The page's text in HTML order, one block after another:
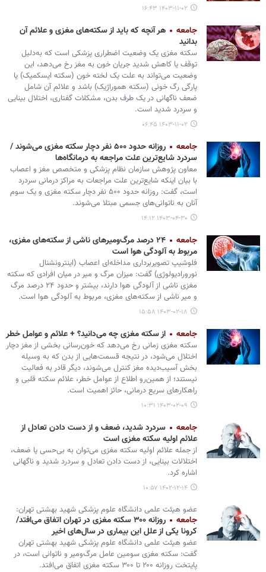
۱۴۰۳-۱۱-۰۲ ۱۶:۴۳
جامعه
هر آنچه که باید از سکته‌های مغزی و علائم آن
بدانید
سکته مغزی یک وضعیت اضطراری پزشکی است که به‌دلیل
توقف یا کاهش شدید جریان خون به مغز رخ می‌دهد، این
وضعیت می‌تواند به علت یک لخته خون (سکته ایسکمیک) یا
پارگی رگ خونی (سکته هموراژیک) باشد و علائم آن شامل
ضعف ناگهانی در یک طرف بدن، مشکلات گفتاری، اختلال بینایی
و سردرد شدید است.
۱۴۰۳-۱۱-۰۲ ۰۶:۴۵
جامعه
روزانه حدود ۵۰۰ نفر دچار سکته مغزی می‌شوند /
سردرد شایع‌ترین علت مراجعه به درمانگاه‌ها
معاون پژوهش سازمان نظام پزشکی و متخصص مغز و اعصاب
با بیان اینکه شایع‌ترین علت مراجعات به مراکز درمانی سردرد
است، گفت: روزانه حدود ۵۰۰ نفر دچار سکته مغزی و یک سوم
آنان به ناتوانی‌های جسمی مبتلا می‌شوند.
۱۴۰۳-۰۴-۳۰ ۱۴:۱۲
جامعه
۲۴ درصد مرگ‌ومیرهای ناشی از سکته‌های مغزی،
مربوط به آلودگی هوا است
فلوشیپ تصویربرداری مداخله‌ای اعصاب (اینترونشنال
نورورادیولوژی) گفت: میزان مرگ و میر در میان افرادی که سکته
مغزی ناشی از آلودگی هوا دارند، بیشتر و حدود ۲۴ درصد مرگ
و میر ناشی از سکته‌های مغزی، مربوط به آلودگی هوا است.
۱۴۰۳-۰۲-۱۸ ۱۵:۵۸
جامعه از سکته مغزی چه می‌دانید؟ + علائم و عوامل خطر
سکته‌ مغزی زمانی رخ می‌دهد که خون‌رسانی بخشی از مغز دچار
اختلال می‌شود، در نتیجه قسمت‌هایی از بدن که به وسیله‌
بخش آسیب‌دیده‌ مغز کنترل می‌شوند، دیگر قادر به فعالیت
نیستند؛ از همین‌رو اطلاع از عوامل خطر، علائم سکته قلبی و
راهکارهای سریع درمانی، حائز اهمیت است.
۱۴۰۳-۰۲-۰۹ ۱۰:۳۱
جامعه
سردرد شدید، ضعف و از دست دادن تعادل از
علائم اولیه سکته مغزی است
از جمله علائم اولیه سکته مغزی می‌توان به بی‌حسی یا ضعف،
اختلالات بینایی، از دست دادن تعادل و سردرد شدید و ناگهانی
اشاره کرد.
۱۴۰۲-۱۲-۱۴ ۱۰:۵۷
عضو هیئت علمی دانشگاه علوم پزشکی شهید بهشتی تهران:
جامعه
روزانه ۳۰۰ سکته مغزی در تهران اتفاق می‌افتد/
کرونا یکی از علل این بیماری در سال‌های اخیر
عضو هیئت علمی دانشگاه علوم پزشکی شهید بهشتی تهران
گفت: سکته مغزی سومین عامل مرگ‌ومیر و ناتوانی است، در
پایتخت روزانه ۲۰۰ تا ۳۰۰ سکته مغزی اتفاق می‌افتد.